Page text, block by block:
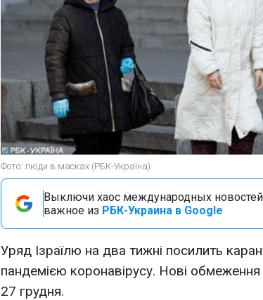
Фото: люди в масках (РБК-Україна)
Выключи хаос международных
важное из РБК-Украина в Google
Уряд Ізраїлю на два тижні посилить
пандемією коронавірусу. Нові обмеження
27 грудня.